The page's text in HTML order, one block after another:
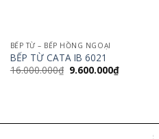
BẾP TỪ – BẾP HỒNG NGOẠI
BẾP TỪ CATA IB 6021
16.000.000₫ Giá
9.600.000₫Giá
hiện